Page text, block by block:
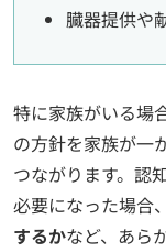
臓器提供や
特に家族がいる場
の方針を家族が一
つながります。認
必要になった場合、
するかなど、あら